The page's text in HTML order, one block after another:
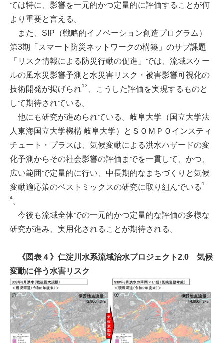
ては特に、影響を一元的かつ定量的に評価することが何
より重要と言える。
また、SIP（戦略的イノベーション創造プログラム）
第3期「スマート防災ネットワークの構築」のサブ課題
「リスク情報による防災行動の促進」では、流域スケー
ルの風水災影響予測と水災害リスク・被害影響可視化の
技術開発が掲げられ13
、こうした評価を実現するものと
して期待されている。
他にも研究が進められている。岐阜大学（国立大学法
人東海国立大学機構 岐阜大学）とＳＯＭＰＯインスティ
チュート・プラスは、気候変動による洪水ハザードの変
化予測からその社会影響の評価までを一貫して、かつ、
広い範囲で定量的に行い、中長期的なまちづくりと気候
変動適応策のベストミックスの研究に取り組んでいる1
4。
今後も流域全体での一元的かつ定量的な評価の多様な
研究が進み、実用化されることが期待される。
《図表４》仁淀川水系流域治水プロジェクト2.0 気候
変動に伴う水害リスク